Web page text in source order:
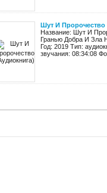
Шут И Пророчество
Название: Шут И
Гранью Добра И Зла
Год: 2019 Тип:
звучания: 08:34:08